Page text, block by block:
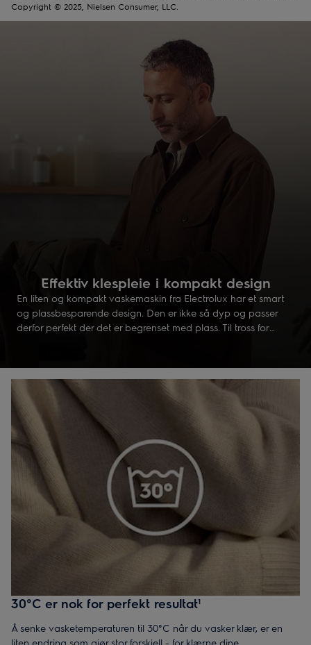
Copyright © 2025, Nielsen Consumer, LLC.
Effektiv klespleie i kompakt design
En liten og kompakt vaskemaskin fra Electrolux har et smart
og plassbesparende design. Den er ikke så dyp og passer
derfor perfekt der det er begrenset med plass. Til tross for
30°C er nok for perfekt resultat¹
Å senke vasketemperaturen til 30°C når du vasker klær, er en
liten endring som gjør stor forskjell - for klærne dine,